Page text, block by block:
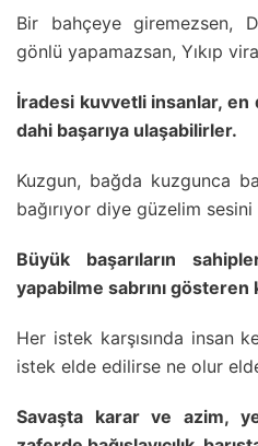
Bir bahçeye giremezsen,
gönlü yapamazsan, Yıkıp
İradesi kuvvetli insanlar, en
dahi başarıya ulaşabilirler.
Kuzgun, bağda kuzgunca
bağırıyor diye güzelim
Büyük başarıların
yapabilme sabrını gösteren
Her istek karşısında insan
istek elde edilirse ne olur
Savaşta karar ve azim,